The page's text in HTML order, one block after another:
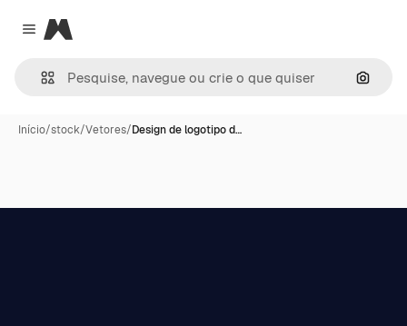
Close menu
Magnific
Início/stock/Vetores/Design de logotipo d…